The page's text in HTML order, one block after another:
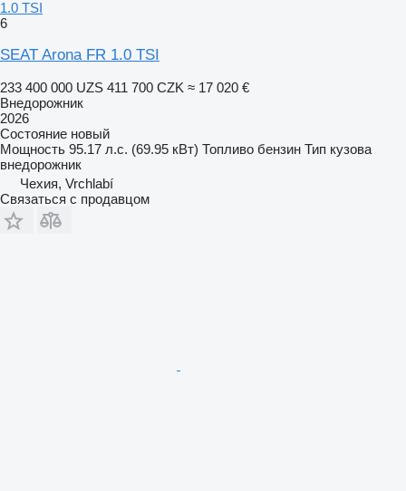
1.0 TSI
6
SEAT Arona FR 1.0 TSI
233 400 000 UZS 411 700 CZK ≈ 17 020 €
Внедорожник
2026
Состояние новый
Мощность 95.17 л.с. (69.95 кВт) Топливо бензин Тип кузова
внедорожник
Чехия, Vrchlabí
Связаться с продавцом